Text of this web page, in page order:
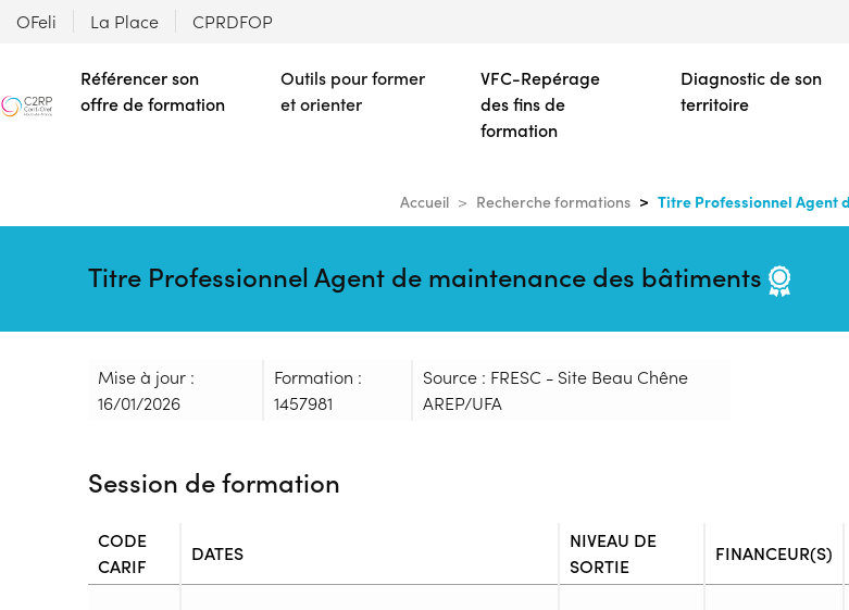
contenu
principal
OFeli La Place CPRDFOP
Référencer son
offre de formation
Outils pour former
et orienter
VFC-Repérage
des fins de
formation
Diagnostic de son
territoire
Accueil Recherche formations Titre Professionnel Agent
Titre Professionnel Agent de maintenance des bâtiments
Mise à jour :
16/01/2026
Formation :
1457981
Source : FRESC - Site Beau Chêne
AREP/UFA
Session de formation
CODE
CARIF
DATES
NIVEAU DE
SORTIE
FINANCEUR(S)